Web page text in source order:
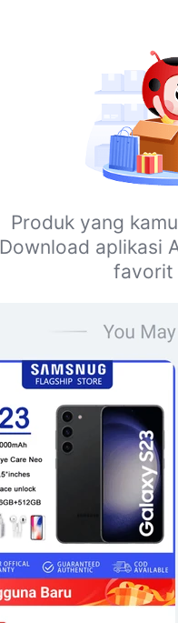
Produk yang
Download aplikasi
favorit